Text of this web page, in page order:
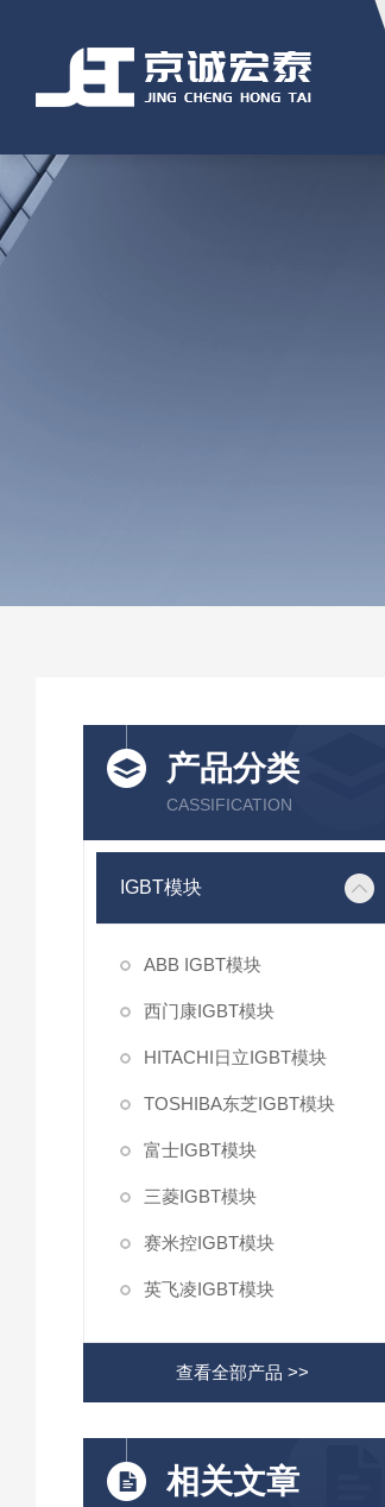
产品分类
CASSIFICATION
IGBT模块
ABB IGBT模块
西门康IGBT模块
HITACHI日立IGBT模块
TOSHIBA东芝IGBT模块
富士IGBT模块
三菱IGBT模块
赛米控IGBT模块
英飞凌IGBT模块
查看全部产品 >>
相关文章